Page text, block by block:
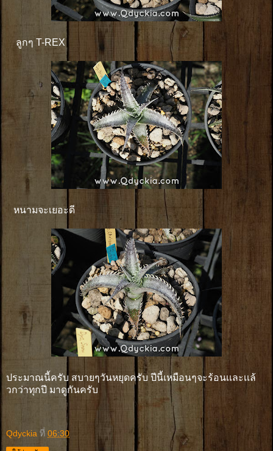
ลูกๆ T-REX
หนามจะเยอะดี
ประมาณนี้ครับ สบายๆวันหยุดครับ ปีนี้เหมือนๆจะร้อนเเละเเล้
วกว่าทุกปี มาดูกันครับ
Qdyckia ที่ 06:30